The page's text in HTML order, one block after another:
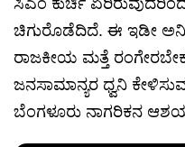
ಸಿಎಂ ಕುರ್ಚಿ
ಚಿಗುರೊಡೆದಿದೆ. ಈ ಇಡೀ
ರಾಜಕೀಯ ಮತ್ತೆ
ಜನಸಾಮಾನ್ಯರ ಧ್ವನಿ
ಬೆಂಗಳೂರು ನಾಗರಿಕನ